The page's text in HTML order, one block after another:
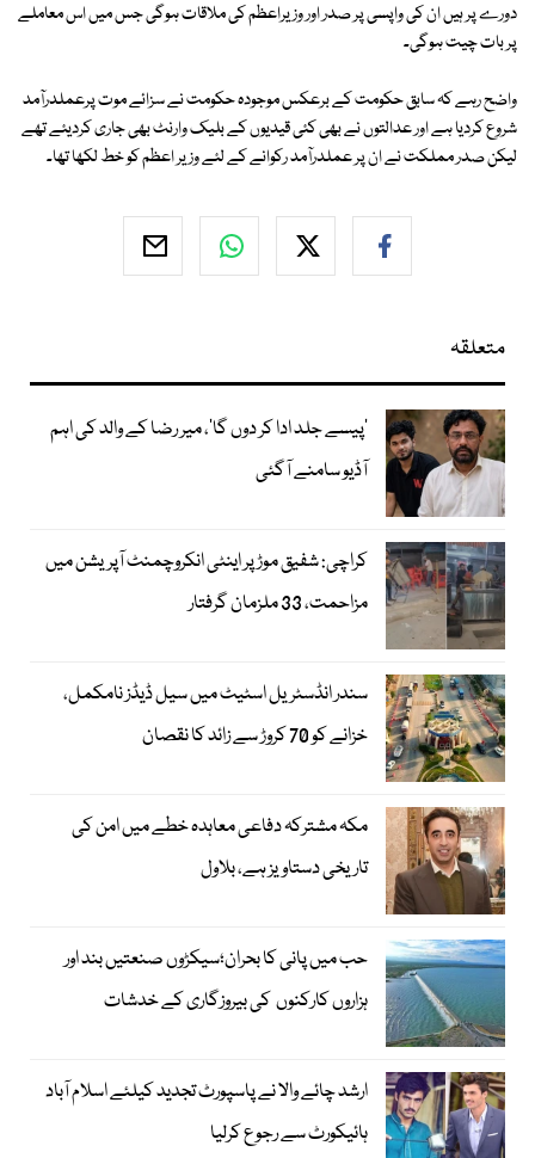
دورے پر ہیں ان کی واپسی پر صدر اور وزیراعظم کی ملاقات ہوگی جس میں اس معاملے
پر بات چیت ہوگی۔
واضح رہے کہ سابق حکومت کے برعکس موجودہ حکومت نے سزائے موت پرعملدرآمد
شروع کردیا ہے اور عدالتوں نے بھی کئی قیدیوں کے بلیک وارنٹ بھی جاری کردیئے تھے
لیکن صدر مملکت نے ان پر عملدرآمد رکوانے کے لئے وزیر اعظم کو خط لکھا تھا۔
متعلقہ
’پیسے جلد ادا کر دوں گا‘، میر رضا کے والد کی اہم
آڈیو سامنے آگئی
کراچی: شفیق موڑ پر اینٹی انکروچمنٹ آپریشن میں
مزاحمت، 33 ملزمان گرفتار
سندر انڈسٹریل اسٹیٹ میں سیل ڈیڈز نامکمل،
خزانے کو 70 کروڑ سے زائد کا نقصان
مکہ مشترکہ دفاعی معاہدہ خطے میں امن کی
تاریخی دستاویز ہے، بلاول
حب میں پانی کا بحران؛سیکڑوں صنعتیں بند اور
ہزاروں کارکنوں کی بیروزگاری کے خدشات
ارشد چائے والا نے پاسپورٹ تجدید کیلئے اسلام آباد
ہائیکورٹ سے رجوع کرلیا